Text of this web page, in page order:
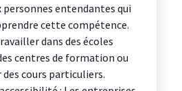
personnes entendantes qui
cette compétence.
dans des écoles
centres de formation ou
cours particuliers.